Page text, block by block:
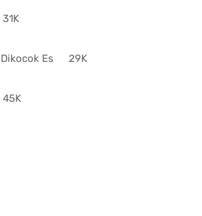
31K
Es
29K
45K